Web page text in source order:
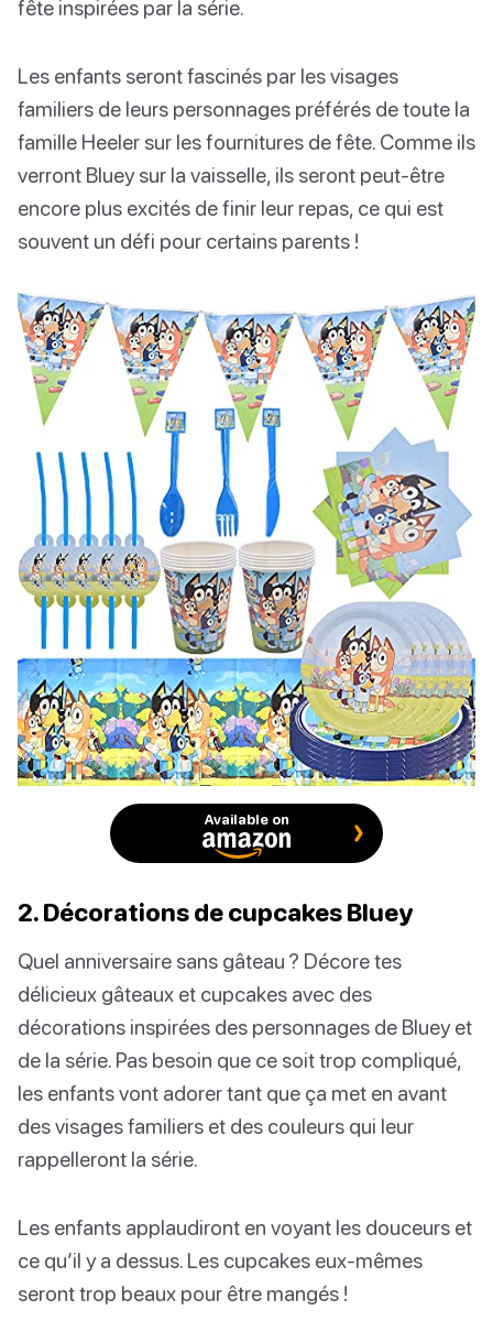
fête inspirées par la série.
Les enfants seront fascinés par les visages
familiers de leurs personnages préférés de toute la
famille Heeler sur les fournitures de fête. Comme ils
verront Bluey sur la vaisselle, ils seront peut-être
encore plus excités de finir leur repas, ce qui est
souvent un défi pour certains parents !
Available on
2. Décorations de cupcakes Bluey
Quel anniversaire sans gâteau ? Décore tes
délicieux gâteaux et cupcakes avec des
décorations inspirées des personnages de Bluey et
de la série. Pas besoin que ce soit trop compliqué,
les enfants vont adorer tant que ça met en avant
des visages familiers et des couleurs qui leur
rappelleront la série.
Les enfants applaudiront en voyant les douceurs et
ce qu’il y a dessus. Les cupcakes eux-mêmes
seront trop beaux pour être mangés !